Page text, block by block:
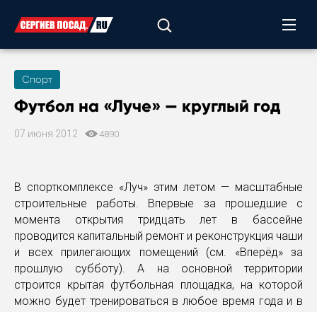
Спорт
Футбол на «Луче» — круглый год
07 июня 2012 4890
В спорткомплексе «Луч» этим летом — масштабные
строительные работы. Впервые за прошедшие с
момента открытия тридцать лет в бассейне
проводится капитальный ремонт и реконструкция чаши
и всех прилегающих помещений (см. «Вперёд» за
прошлую субботу). А на основной территории
строится крытая футбольная площадка, на которой
можно будет тренироваться в любое время года и в